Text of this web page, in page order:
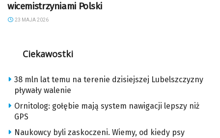
wicemistrzyniami Polski
23 MAJA 2026
Ciekawostki
38 mln lat temu na terenie dzisiejszej Lubelszczyzny
pływały walenie
Ornitolog: gołębie mają system nawigacji lepszy niż
GPS
Naukowcy byli zaskoczeni. Wiemy, od kiedy psy